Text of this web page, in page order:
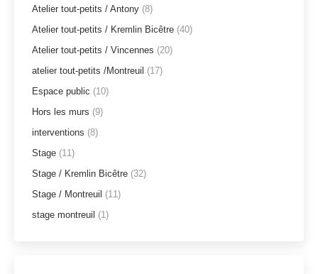
Atelier tout-petits / Antony (8)
Atelier tout-petits / Kremlin Bicêtre (40)
Atelier tout-petits / Vincennes (20)
atelier tout-petits /Montreuil (17)
Espace public (10)
Hors les murs (9)
interventions (8)
Stage (11)
Stage / Kremlin Bicêtre (32)
Stage / Montreuil (11)
stage montreuil (1)